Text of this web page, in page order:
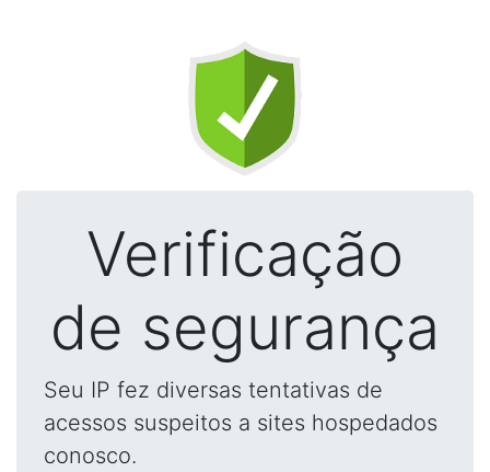
Verificação
de segurança
Seu IP fez diversas tentativas de
acessos suspeitos a sites hospedados
conosco.